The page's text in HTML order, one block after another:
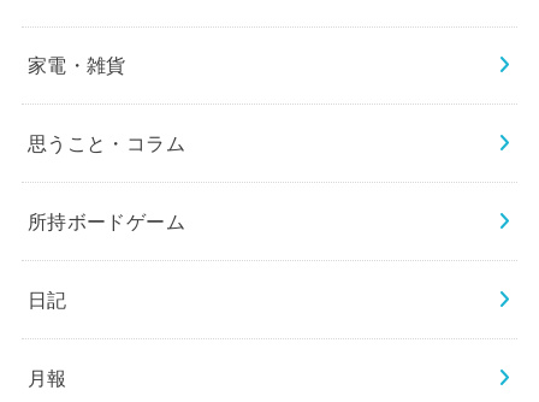
家電・雑貨
思うこと・コラム
所持ボードゲーム
日記
月報